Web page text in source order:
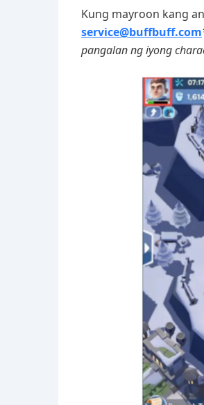
Kung mayroon kang
service@buffbuff.com
pangalan ng iyong